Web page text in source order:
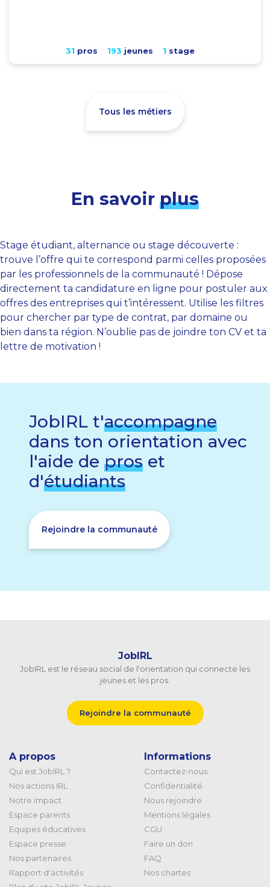
31 pros 193 jeunes 1 stage
Tous les métiers
En savoir plus
Stage étudiant, alternance ou stage découverte :
trouve l’offre qui te correspond parmi celles proposées
par les professionnels de la communauté ! Dépose
directement ta candidature en ligne pour postuler aux
offres des entreprises qui t’intéressent. Utilise les filtres
pour chercher par type de contrat, par domaine ou
bien dans ta région. N’oublie pas de joindre ton CV et ta
lettre de motivation !
JobIRL t'accompagne
dans ton orientation avec
l'aide de pros et
d'étudiants
Rejoindre la communauté
JobIRL
JobIRL est le réseau social de l'orientation qui connecte les
jeunes et les pros.
Rejoindre la communauté
A propos
Qui est JobIRL ?
Nos actions IRL
Notre impact
Espace parents
Equipes éducatives
Espace presse
Nos partenaires
Rapport d'activités
Informations
Contactez-nous
Confidentialité
Nous rejoindre
Mentions légales
CGU
Faire un don
FAQ
Nos chartes